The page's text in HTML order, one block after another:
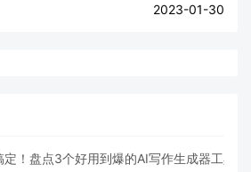
2023-01-30
！盘点3个好用到爆的AI写作生成器工具